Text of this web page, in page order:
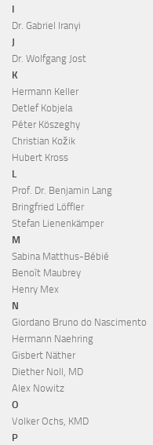
I
Dr. Gabriel Iranyi
J
Dr. Wolfgang Jost
K
Hermann Keller
Detlef Kobjela
Péter Köszeghy
Christian Kožik
Hubert Kross
L
Prof. Dr. Benjamin Lang
Bringfried Löffler
Stefan Lienenkämper
M
Sabina Matthus-Bébié
Benoît Maubrey
Henry Mex
N
Giordano Bruno do Nascimento
Hermann Naehring
Gisbert Näther
Diether Noll, MD
Alex Nowitz
O
Volker Ochs, KMD
P